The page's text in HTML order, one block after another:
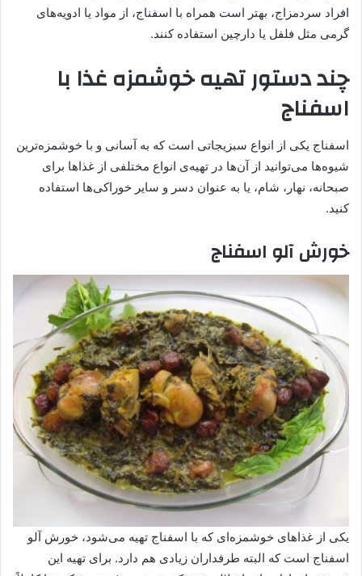
افراد سردمزاج، بهتر است همراه با اسفناج، از مواد یا ادویه‌های
گرمی مثل فلفل یا دارچین استفاده کنند.
چند دستور تهیه خوشمزه غذا با
اسفناج
اسفناج یکی از انواع سبزیجاتی است که به آسانی و با خوشمزه‌ترین
شیوه‌ها می‌توانید از آن‌ها در تهیه‌ی انواع مختلفی از غذاها برای
صبحانه، نهار، شام، یا به عنوان دسر و سایر خوراکی‌ها استفاده
کنید.
خورش آلو اسفناج
یکی از غذاهای خوشمزه‌ای که با اسفناج تهیه می‌شود، خورش آلو
اسفناج است که البته طرفداران زیادی هم دارد. برای تهیه این